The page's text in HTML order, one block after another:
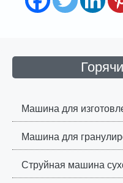
Машина для
Машина для
Струйная машина